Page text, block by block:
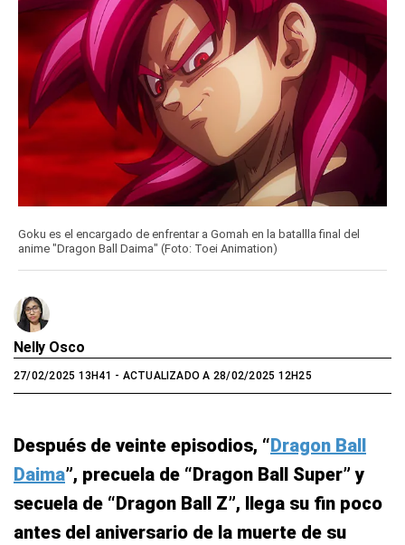
Goku es el encargado de enfrentar a Gomah en la batallla final del
anime "Dragon Ball Daima" (Foto: Toei Animation)
Nelly Osco
27/02/2025 13H41 - ACTUALIZADO A 28/02/2025 12H25
Después de veinte episodios, “Dragon Ball
Daima”, precuela de “Dragon Ball Super” y
secuela de “Dragon Ball Z”, llega su fin poco
antes del aniversario de la muerte de su